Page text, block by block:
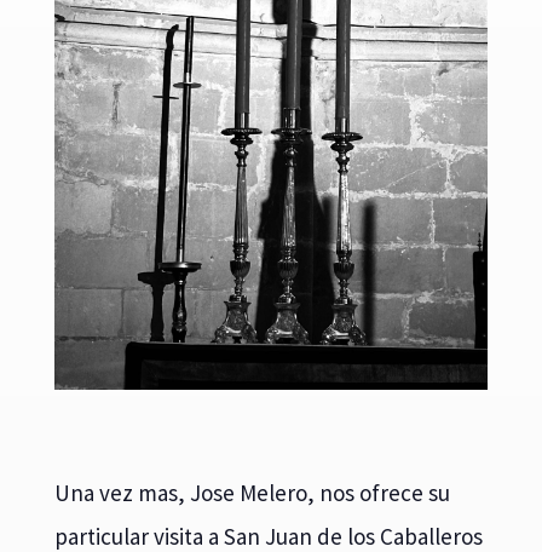
Una vez mas, Jose Melero, nos ofrece su
particular visita a San Juan de los Caballeros